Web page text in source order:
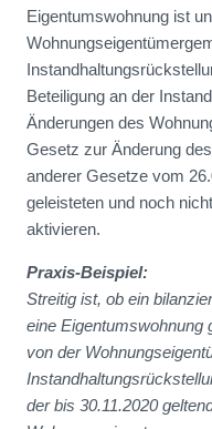
Eigentumswohnung ist
Beteiligung an der
Änderungen des
Gesetz zur Änderung
anderer Gesetze vom
geleisteten und noch
aktivieren.
Praxis-Beispiel:
Streitig ist, ob ein
eine Eigentumswohnung
von der
der bis 30.11.2020